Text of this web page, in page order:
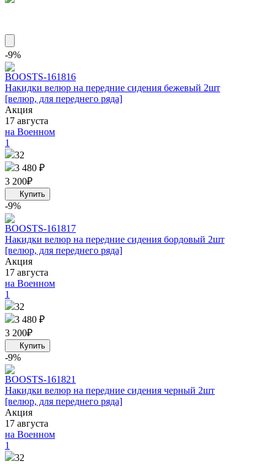
-9%
BOOSTS-161816
Накидки велюр на передние сидения бежевый 2шт
[велюр, для переднего ряда]
Акция
17 августа
на Военном
1
32
3 480 ₽
3 200₽
-9%
BOOSTS-161817
Накидки велюр на передние сидения бордовый 2шт
[велюр, для переднего ряда]
Акция
17 августа
на Военном
1
32
3 480 ₽
3 200₽
-9%
BOOSTS-161821
Накидки велюр на передние сидения черный 2шт
[велюр, для переднего ряда]
Акция
17 августа
на Военном
1
32